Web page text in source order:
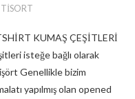
TISORT
KUMAŞ ÇEŞİTLERİ
isteğe bağlı olarak
Genellikle bizim
yapılmış olan opened